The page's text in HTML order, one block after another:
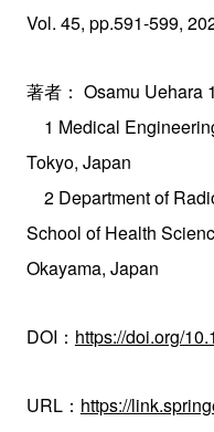
Vol. 45, pp.591-599,
著者： Osamu Uehara
1 Medical
Tokyo, Japan
2 Department of
School of Health
Okayama, Japan
DOI： https://doi.org/
URL： https://